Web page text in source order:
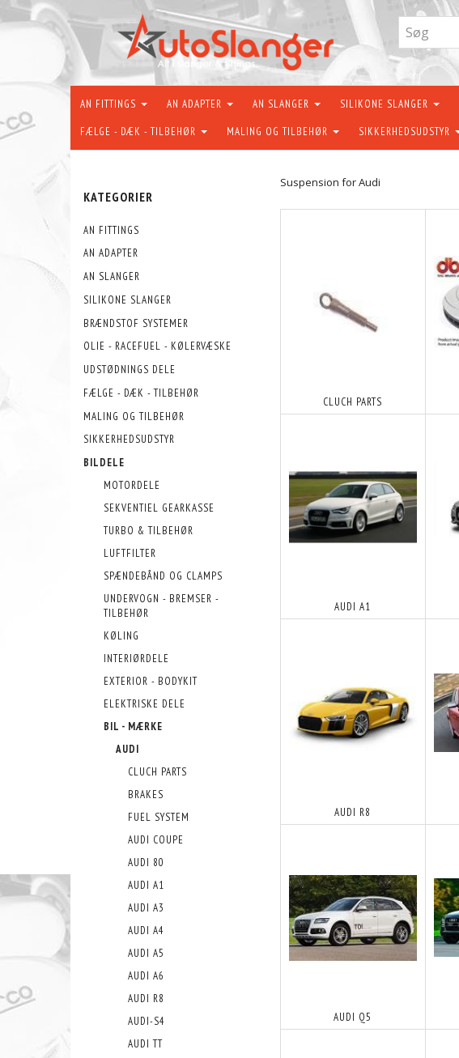
AN FITTINGS AN ADAPTER AN SLANGER SILIKONE SLANGER
FÆLGE - DÆK - TILBEHØR MALING OG TILBEHØR SIKKERHEDSUDSTYR
KATEGORIER
AN FITTINGS
AN ADAPTER
AN SLANGER
SILIKONE SLANGER
BRÆNDSTOF SYSTEMER
OLIE - RACEFUEL - KØLERVÆSKE
UDSTØDNINGS DELE
FÆLGE - DÆK - TILBEHØR
MALING OG TILBEHØR
SIKKERHEDSUDSTYR
BILDELE
MOTORDELE
SEKVENTIEL GEARKASSE
TURBO & TILBEHØR
LUFTFILTER
SPÆNDEBÅND OG CLAMPS
UNDERVOGN - BREMSER -
TILBEHØR
KØLING
INTERIØRDELE
EXTERIOR - BODYKIT
ELEKTRISKE DELE
BIL - MÆRKE
AUDI
CLUCH PARTS
BRAKES
FUEL SYSTEM
AUDI COUPE
AUDI 80
AUDI A1
AUDI A3
AUDI A4
AUDI A5
AUDI A6
AUDI R8
AUDI-S4
AUDI TT
Suspension for Audi
CLUCH PARTS
AUDI A1
AUDI R8
AUDI Q5